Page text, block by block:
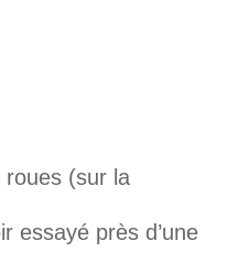
roues (sur la
essayé près d’une